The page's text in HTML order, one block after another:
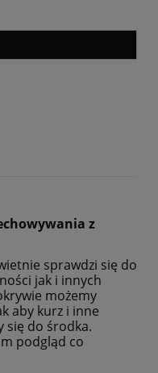
płatności
z
sprawdzi się do
jak i innych
możemy
aby kurz i inne
się do środka.
podgląd co